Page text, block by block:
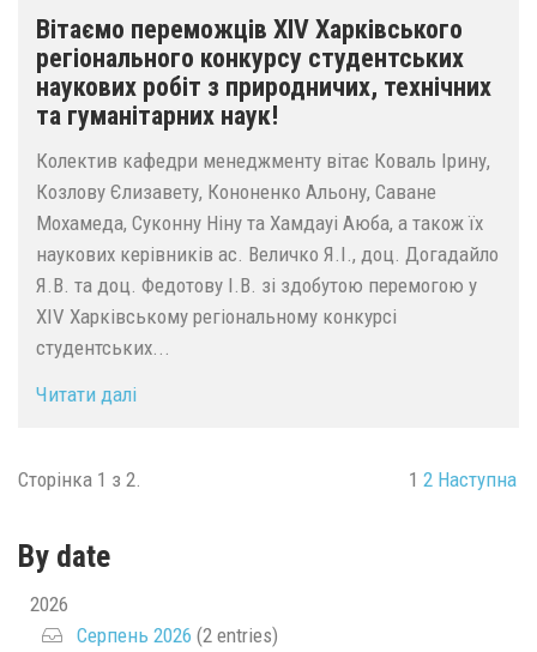
Вітаємо переможців XІV Харківського
регіонального конкурсу студентських
наукових робіт з природничих, технічних
та гуманітарних наук!
Колектив кафедри менеджменту вітає Коваль Ірину,
Козлову Єлизавету, Кононенко Альону, Саване
Мохамеда, Суконну Ніну та Хамдауі Аюба, а також їх
наукових керівників ас. Величко Я.І., доц. Догадайло
Я.В. та доц. Федотову І.В. зі здобутою перемогою у
XІV Харківському регіональному конкурсі
студентських...
Читати далі
Сторінка 1 з 2. 1 2 Наступна
By date
2026
Серпень 2026 (2 entries)